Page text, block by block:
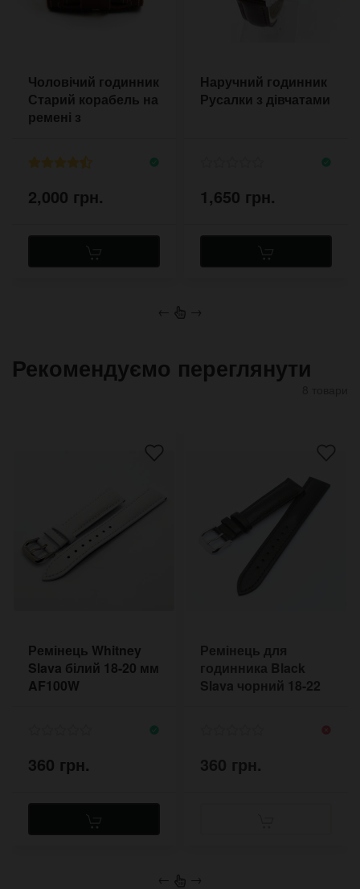
Чоловічий годинник
Старий корабель на
ремені з
2,000 грн.
Наручний годинник
Русалки з дівчатами
1,650 грн.
← →
Рекомендуємо переглянути
Ремінець Whitney
Slava білий 18-20 мм
AF100W
360 грн.
Ремінець для
годинника Black
Slava чорний 18-22
360 грн.
← →